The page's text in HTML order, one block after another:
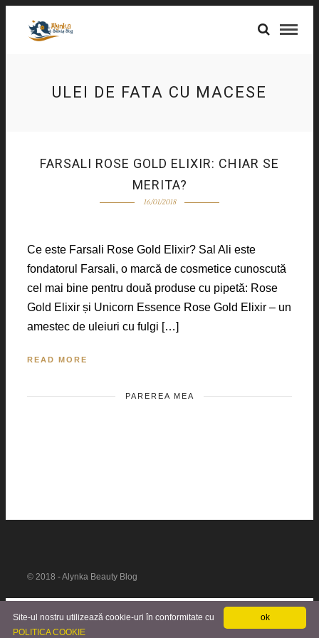
ULEI DE FATA CU MACESE
FARSALI ROSE GOLD ELIXIR: CHIAR SE
MERITA?
16/01/2018
Ce este Farsali Rose Gold Elixir? Sal Ali este
fondatorul Farsali, o marcă de cosmetice cunoscută
cel mai bine pentru două produse cu pipetă: Rose
Gold Elixir și Unicorn Essence Rose Gold Elixir – un
amestec de uleiuri cu fulgi […]
READ MORE
PAREREA MEA
© 2018 - Alynka Beauty Blog
ok
Site-ul nostru utilizează cookie-uri în conformitate cu
POLITICA COOKIE